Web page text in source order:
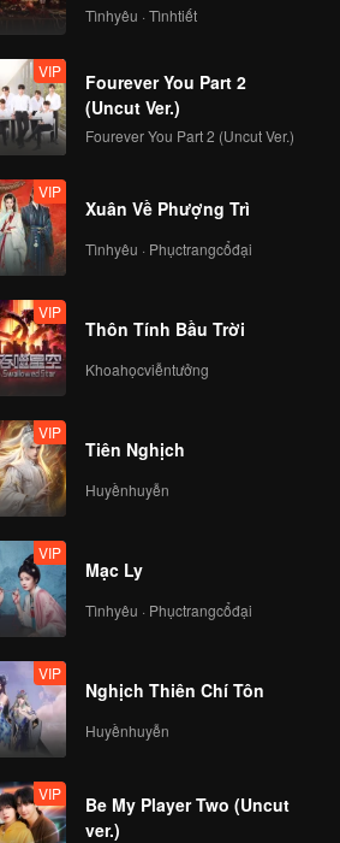
Tìnhyêu · Tìnhtiết
VIP
Fourever You Part 2
(Uncut Ver.)
Fourever You Part 2 (Uncut Ver.)
VIP
Xuân Về Phượng Trì
Tìnhyêu · Phụctrangcổđại
VIP
Thôn Tính Bầu Trời
Khoahọcviễntưởng
VIP
Tiên Nghịch
Huyềnhuyễn
VIP
Mạc Ly
Tìnhyêu · Phụctrangcổđại
VIP
Nghịch Thiên Chí Tôn
Huyềnhuyễn
VIP
Be My Player Two (Uncut
ver.)